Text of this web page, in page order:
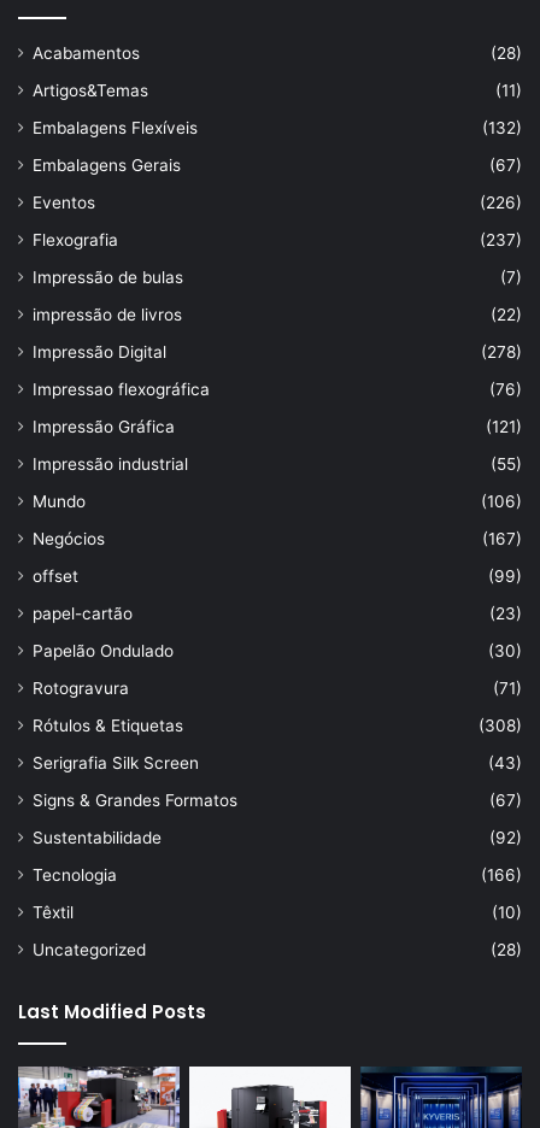
Acabamentos
(28)
Artigos&Temas
(11)
Embalagens Flexíveis
(132)
Embalagens Gerais
(67)
Eventos
(226)
Flexografia
(237)
Impressão de bulas
(7)
impressão de livros
(22)
Impressão Digital
(278)
Impressao flexográfica
(76)
Impressão Gráfica
(121)
Impressão industrial
(55)
Mundo
(106)
Negócios
(167)
offset
(99)
papel-cartão
(23)
Papelão Ondulado
(30)
Rotogravura
(71)
Rótulos & Etiquetas
(308)
Serigrafia Silk Screen
(43)
Signs & Grandes Formatos
(67)
Sustentabilidade
(92)
Tecnologia
(166)
Têxtil
(10)
Uncategorized
(28)
Last Modified Posts